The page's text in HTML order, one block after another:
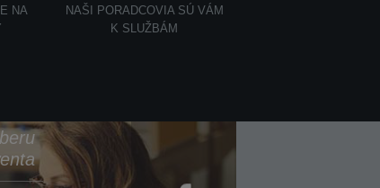
NA
NAŠI PORADCOVIA SÚ VÁM
K SLUŽBÁM